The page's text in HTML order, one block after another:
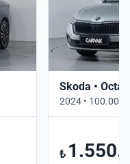
Skoda •
2024 • 100.000
₺